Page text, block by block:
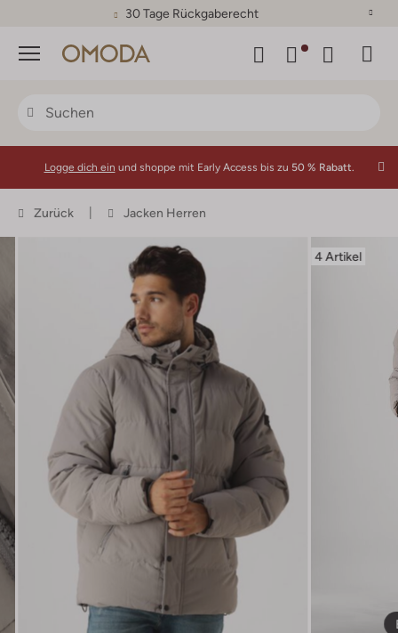
30 Tage Rückgaberecht
Menü
Logge dich ein und shoppe mit Early Access bis zu 50 % Rabatt.
Zurück Jacken Herren
4 Artikel